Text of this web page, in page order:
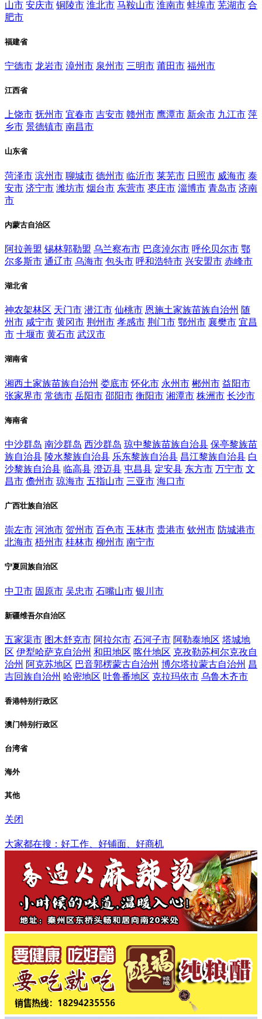
山市 安庆市 铜陵市 淮北市 马鞍山市 淮南市 蚌埠市 芜湖市 合
肥市
福建省
宁德市 龙岩市 漳州市 泉州市 三明市 莆田市 福州市
江西省
上饶市 抚州市 宜春市 吉安市 赣州市 鹰潭市 新余市 九江市 萍
乡市 景德镇市 南昌市
山东省
菏泽市 滨州市 聊城市 德州市 临沂市 莱芜市 日照市 威海市 泰
安市 济宁市 潍坊市 烟台市 东营市 枣庄市 淄博市 青岛市 济南
市
内蒙古自治区
阿拉善盟 锡林郭勒盟 乌兰察布市 巴彦淖尔市 呼伦贝尔市 鄂
尔多斯市 通辽市 乌海市 包头市 呼和浩特市 兴安盟市 赤峰市
湖北省
神农架林区 天门市 潜江市 仙桃市 恩施土家族苗族自治州 随
州市 咸宁市 黄冈市 荆州市 孝感市 荆门市 鄂州市 襄樊市 宜昌
市 十堰市 黄石市 武汉市
湖南省
湘西土家族苗族自治州 娄底市 怀化市 永州市 郴州市 益阳市
张家界市 常德市 岳阳市 邵阳市 衡阳市 湘潭市 株洲市 长沙市
海南省
中沙群岛 南沙群岛 西沙群岛 琼中黎族苗族自治县 保亭黎族苗
族自治县 陵水黎族自治县 乐东黎族自治县 昌江黎族自治县 白
沙黎族自治县 临高县 澄迈县 屯昌县 定安县 东方市 万宁市 文
昌市 儋州市 琼海市 五指山市 三亚市 海口市
广西壮族自治区
崇左市 河池市 贺州市 百色市 玉林市 贵港市 钦州市 防城港市
北海市 梧州市 桂林市 柳州市 南宁市
宁夏回族自治区
中卫市 固原市 吴忠市 石嘴山市 银川市
新疆维吾尔自治区
五家渠市 图木舒克市 阿拉尔市 石河子市 阿勒泰地区 塔城地
区 伊犁哈萨克自治州 和田地区 喀什地区 克孜勒苏柯尔克孜自
治州 阿克苏地区 巴音郭楞蒙古自治州 博尔塔拉蒙古自治州 昌
吉回族自治州 哈密地区 吐鲁番地区 克拉玛依市 乌鲁木齐市
香港特别行政区
澳门特别行政区
台湾省
海外
其他
关闭
大家都在搜：好工作、好铺面、好商机